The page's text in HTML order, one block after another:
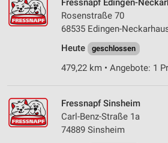
Fressnapf Edingen-
Rosenstraße 70
68535 Edingen-
Heute
geschlossen
479,22 km • Angebote: 1
Fressnapf Sinsheim
Carl-Benz-Straße 1a
74889 Sinsheim